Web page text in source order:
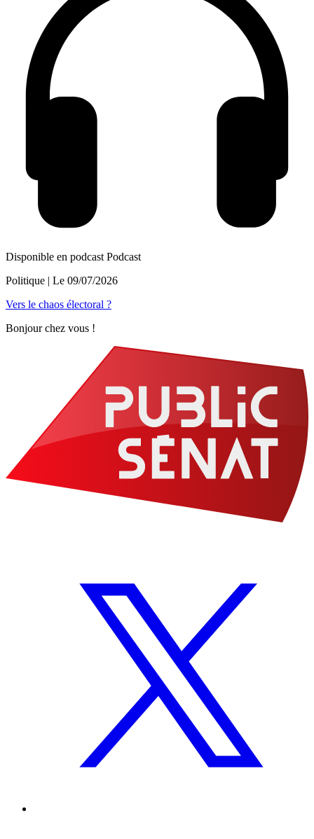
Disponible en podcast Podcast
Politique | Le 09/07/2026
Vers le chaos électoral ?
Bonjour chez vous !